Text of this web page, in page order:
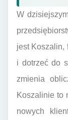
W
jest Koszalin,
i dotrzeć do
zmienia
Koszalinie to
nowych